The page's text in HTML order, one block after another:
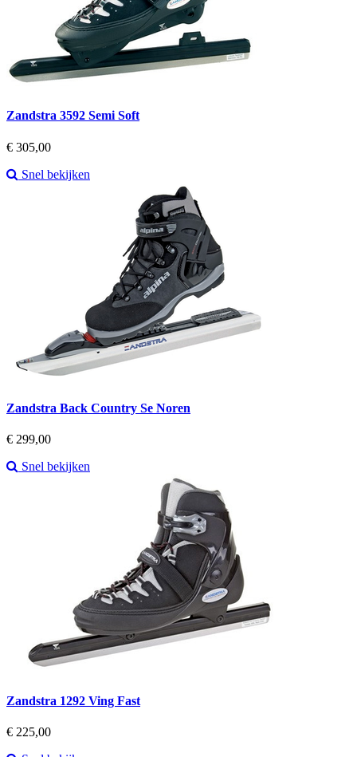
Zandstra 3592 Semi Soft
Prijs
€ 305,00
Snel bekijken
Zandstra Back Country Se Noren
Prijs
€ 299,00
Snel bekijken
Zandstra 1292 Ving Fast
Prijs
€ 225,00